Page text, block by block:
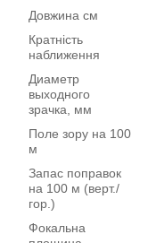
Довжина см
Кратність
наближення
Диаметр
выходного
зрачка, мм
Поле зору на 100
м
Запас поправок
на 100 м (верт./
гор.)
Фокальна